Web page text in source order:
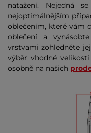
natažení. Nejedná
nejoptimálnějším
oblečením, které vám
oblečení a
vrstvami zohledněte
výběr vhodné
osobně na našich